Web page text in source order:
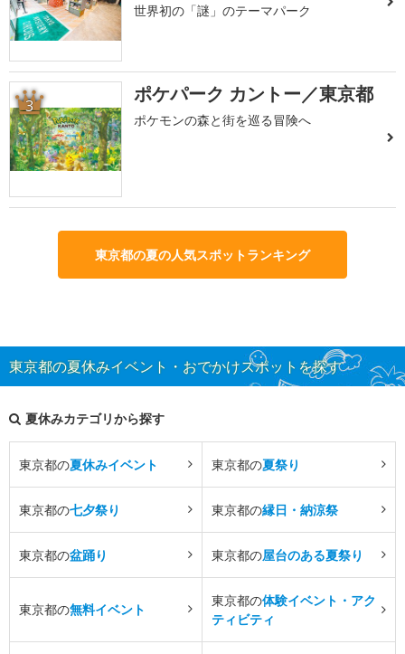
世界初の「謎」のテーマパーク
3 ポケパーク カントー／東京都
ポケモンの森と街を巡る冒険へ
東京都の夏の人気スポットランキング
東京都の夏休みイベント・おでかけスポットを探す
夏休みカテゴリから探す
東京都の夏休みイベント 東京都の夏祭り
東京都の七夕祭り 東京都の縁日・納涼祭
東京都の盆踊り 東京都の屋台のある夏祭り
東京都の無料イベント
東京都の体験イベント・アク
ティビティ